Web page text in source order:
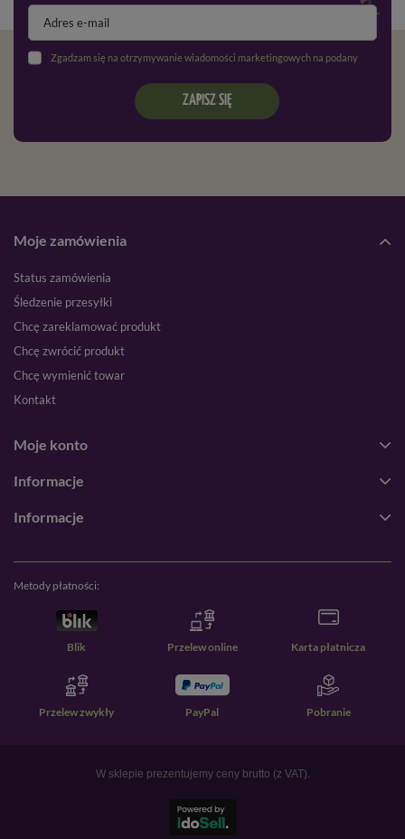
Zgadzam się na otrzymywanie wiadomości marketingowych na podany adres e-mail oraz przetwarzanie danych osobowych zgodnie z
ZAPISZ SIĘ
Moje zamówienia
Status zamówienia
Śledzenie przesyłki
Chcę zareklamować produkt
Chcę zwrócić produkt
Chcę wymienić towar
Kontakt
Moje konto
Informacje
Informacje
Metody płatności:
Blik Przelew online Karta płatnicza
Przelew zwykły PayPal Pobranie
W sklepie prezentujemy ceny brutto (z VAT).